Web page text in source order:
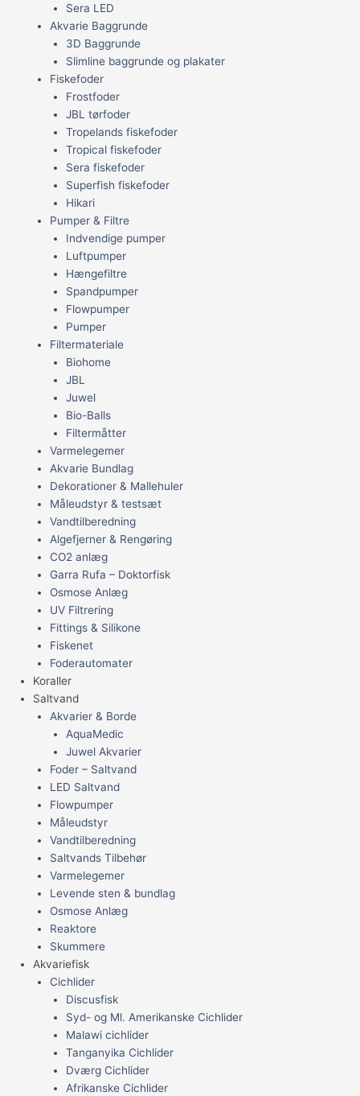
Sera LED
Akvarie Baggrunde
3D Baggrunde
Slimline baggrunde og plakater
Fiskefoder
Frostfoder
JBL tørfoder
Tropelands fiskefoder
Tropical fiskefoder
Sera fiskefoder
Superfish fiskefoder
Hikari
Pumper & Filtre
Indvendige pumper
Luftpumper
Hængefiltre
Spandpumper
Flowpumper
Pumper
Filtermateriale
Biohome
JBL
Juwel
Bio-Balls
Filtermåtter
Varmelegemer
Akvarie Bundlag
Dekorationer & Mallehuler
Måleudstyr & testsæt
Vandtilberedning
Algefjerner & Rengøring
CO2 anlæg
Garra Rufa – Doktorfisk
Osmose Anlæg
UV Filtrering
Fittings & Silikone
Fiskenet
Foderautomater
Koraller
Saltvand
Akvarier & Borde
AquaMedic
Juwel Akvarier
Foder – Saltvand
LED Saltvand
Flowpumper
Måleudstyr
Vandtilberedning
Saltvands Tilbehør
Varmelegemer
Levende sten & bundlag
Osmose Anlæg
Reaktore
Skummere
Akvariefisk
Cichlider
Discusfisk
Syd- og Ml. Amerikanske Cichlider
Malawi cichlider
Tanganyika Cichlider
Dværg Cichlider
Afrikanske Cichlider